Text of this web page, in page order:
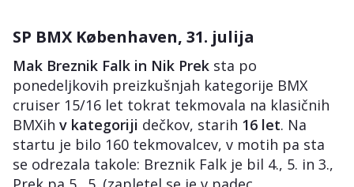
SP BMX Københaven, 31. julija
Mak Breznik Falk in Nik Prek sta po
ponedeljkovih preizkušnjah kategorije BMX
cruiser 15/16 let tokrat tekmovala na klasičnih
BMXih v kategoriji dečkov, starih 16 let. Na
startu je bilo 160 tekmovalcev, v motih pa sta
se odrezala takole: Breznik Falk je bil 4., 5. in 3.,